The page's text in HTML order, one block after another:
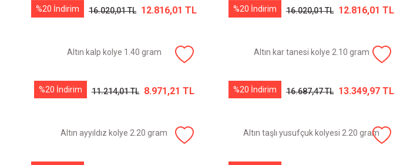
%20 İndirim 16.020,01 TL 12.816,01 TL %20 İndirim 16.020,01 TL 12.816,01 TL
Altın kalp kolye 1.40 gram
%20 İndirim 11.214,01 TL 8.971,21 TL
Altın kar tanesi kolye 2.10 gram
%20 İndirim 16.687,47 TL 13.349,97 TL
Altın ayyıldız kolye 2.20 gram Altın taşlı yusufçuk kolyesi 2.20 gram